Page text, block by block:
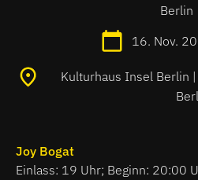
Berlin
16. Nov.
Kulturhaus Insel Berlin
Joy Bogat
Einlass: 19 Uhr; Beginn: 20:00